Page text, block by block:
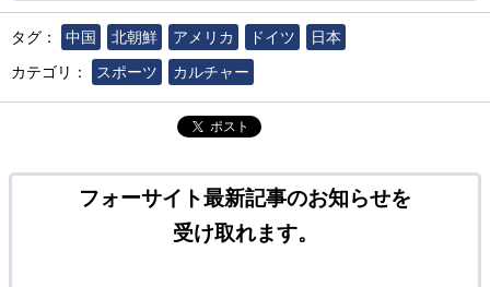
タグ： 中国 北朝鮮 アメリカ ドイツ
日本
カテゴリ：
スポーツ カルチャー
ポスト
フォーサイト最新記事のお知らせを
受け取れます。